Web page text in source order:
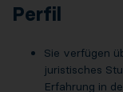
Perfil
Sie verfügen
juristisches
Erfahrung in